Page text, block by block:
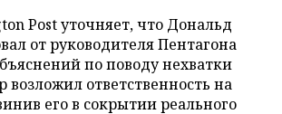
Post уточняет, что Дональд
от руководителя Пентагона
по поводу нехватки
возложил ответственность на
его в сокрытии реального